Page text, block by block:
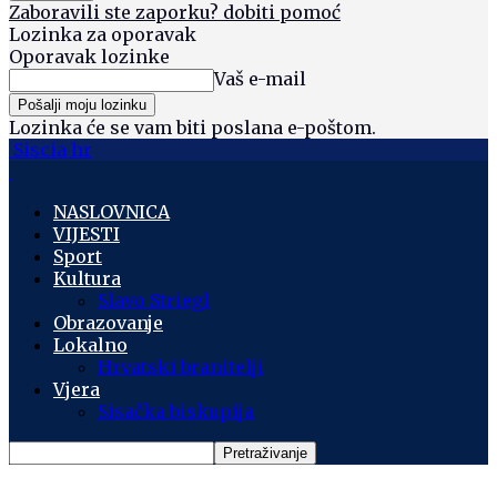
Zaboravili ste zaporku? dobiti pomoć
Lozinka za oporavak
Oporavak lozinke
Vaš e-mail
Lozinka će se vam biti poslana e-poštom.
Siscia hr
NASLOVNICA
VIJESTI
Sport
Kultura
Slavo Striegl
Obrazovanje
Lokalno
Hrvatski branitelji
Vjera
Sisačka biskupija